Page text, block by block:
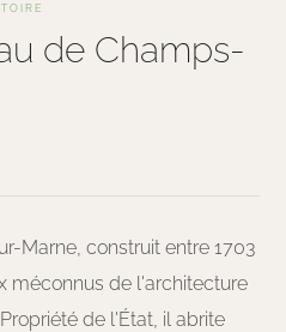
de Champs-
Marne, construit entre 1703
méconnus de l'architecture
de l'État, il abrite